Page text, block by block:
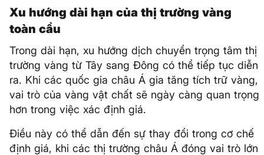
Xu hướng dài hạn của thị trường vàng
toàn cầu
Trong dài hạn, xu hướng dịch chuyển trọng tâm thị
trường vàng từ Tây sang Đông có thể tiếp tục diễn
ra. Khi các quốc gia châu Á gia tăng tích trữ vàng,
vai trò của vàng vật chất sẽ ngày càng quan trọng
hơn trong việc xác định giá.
Điều này có thể dẫn đến sự thay đổi trong cơ chế
định giá, khi các thị trường châu Á đóng vai trò lớn